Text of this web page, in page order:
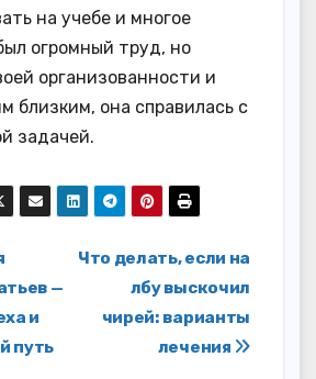
на учебе и многое
огромный труд, но
организованности и
близким, она справилась с
задачей.
Что делать, если на
лбу выскочил
чирей: варианты
лечения
—
и
путь